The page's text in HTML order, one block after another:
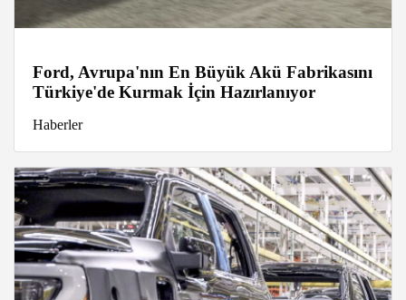
Ford, Avrupa'nın En Büyük Akü Fabrikasını
Türkiye'de Kurmak İçin Hazırlanıyor
Haberler